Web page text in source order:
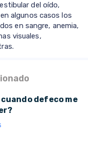
del oído,
algunos casos los
en sangre, anemia,
visuales,
defeco me